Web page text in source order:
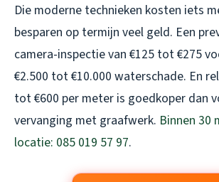
Die moderne technieken kosten iets
besparen op termijn veel geld. Een
camera-inspectie van €125 tot €275
€2.500 tot €10.000 waterschade. En
tot €600 per meter is goedkoper dan
vervanging met graafwerk. Binnen 30
locatie: 085 019 57 97.